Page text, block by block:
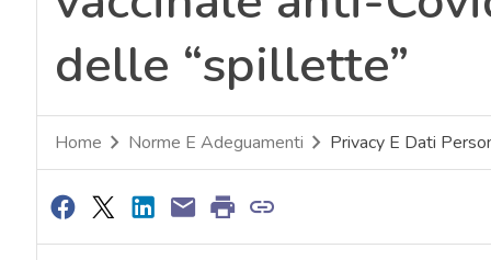
delle “spillette”
Home Norme E Adeguamenti Privacy E Dati